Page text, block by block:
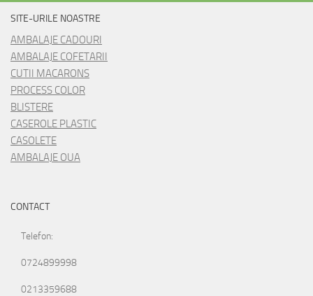
SITE-URILE NOASTRE
AMBALAJE CADOURI
AMBALAJE COFETARII
CUTII MACARONS
PROCESS COLOR
BLISTERE
CASEROLE PLASTIC
CASOLETE
AMBALAJE OUA
CONTACT
Telefon:
0724899998
0213359688